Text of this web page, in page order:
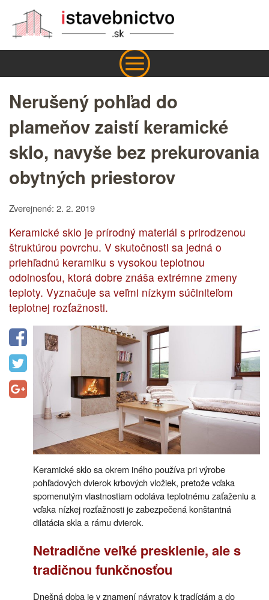
Nerušený pohľad do
plameňov zaistí keramické
sklo, navyše bez prekurovania
obytných priestorov
Zverejnené: 2. 2. 2019
Keramické sklo je prírodný materiál s prirodzenou
štruktúrou povrchu. V skutočnosti sa jedná o
priehľadnú keramiku s vysokou teplotnou
odolnosťou, ktorá dobre znáša extrémne zmeny
teploty. Vyznačuje sa veľmi nízkym súčiniteľom
teplotnej rozťažnosti.
Keramické sklo sa okrem iného používa pri výrobe
pohľadových dvierok krbových vložiek, pretože vďaka
spomenutým vlastnostiam odoláva teplotnému zaťaženiu a
vďaka nízkej rozťažnosti je zabezpečená konštantná
dilatácia skla a rámu dvierok.
Netradične veľké presklenie, ale s
tradičnou funkčnosťou
Dnešná doba je v znamení návratov k tradíciám a do